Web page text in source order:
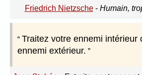
Friedrich Nietzsche- Humain,
Traitez votre ennemi intérieur
ennemi extérieur.